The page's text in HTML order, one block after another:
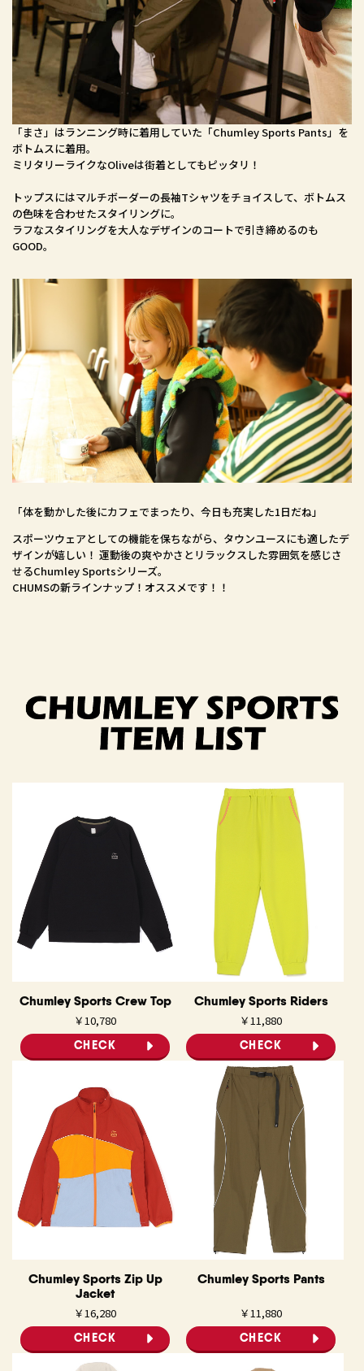
「まさ」はランニング時に着用していた「Chumley Sports Pants」を
ボトムスに着用。
ミリタリーライクなOliveは街着としてもピッタリ！
トップスにはマルチボーダーの長袖Tシャツをチョイスして、ボトムス
の色味を合わせたスタイリングに。
ラフなスタイリングを大人なデザインのコートで引き締めるのも
GOOD。
「体を動かした後にカフェでまったり、今日も充実した1日だね」
スポーツウェアとしての機能を保ちながら、タウンユースにも適したデ
ザインが嬉しい！ 運動後の爽やかさとリラックスした雰囲気を感じさ
せるChumley Sportsシリーズ。
CHUMSの新ラインナップ！オススメです！！
Chumley Sports Crew Top
￥10,780
CHECK
Chumley Sports Riders
￥11,880
CHECK
Chumley Sports Zip Up
Jacket
￥16,280
CHECK
Chumley Sports Pants
￥11,880
CHECK